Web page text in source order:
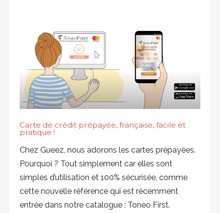
Carte de crédit prépayée, française, facile et
pratique !
Chez Gueez, nous adorons les cartes prépayées.
Pourquoi ? Tout simplement car elles sont
simples d’utilisation et 100% sécurisée, comme
cette nouvelle référence qui est récemment
entrée dans notre catalogue : Toneo First.